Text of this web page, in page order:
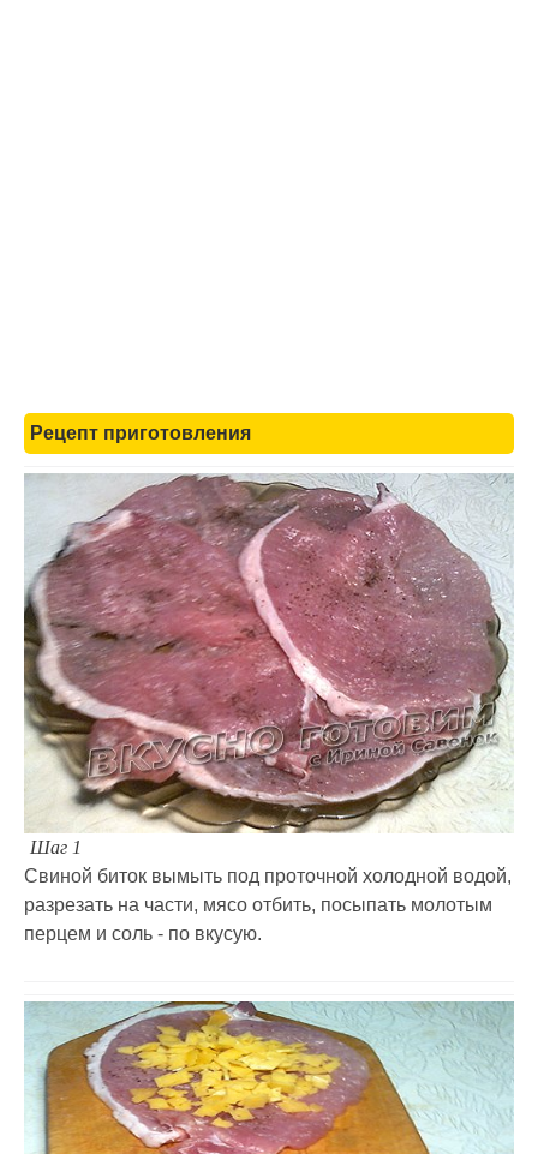
Рецепт приготовления
Шаг 1
Свиной биток вымыть под проточной холодной водой,
разрезать на части, мясо отбить, посыпать молотым
перцем и соль - по вкусую.